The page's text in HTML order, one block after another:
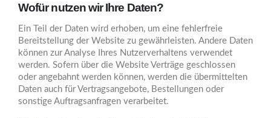
Wofür nutzen wir Ihre Daten?
Ein Teil der Daten wird erhoben, um eine fehlerfreie
Bereitstellung der Website zu gewährleisten. Andere Daten
können zur Analyse Ihres Nutzerverhaltens verwendet
werden. Sofern über die Website Verträge geschlossen
oder angebahnt werden können, werden die übermittelten
Daten auch für Vertragsangebote, Bestellungen oder
sonstige Auftragsanfragen verarbeitet.